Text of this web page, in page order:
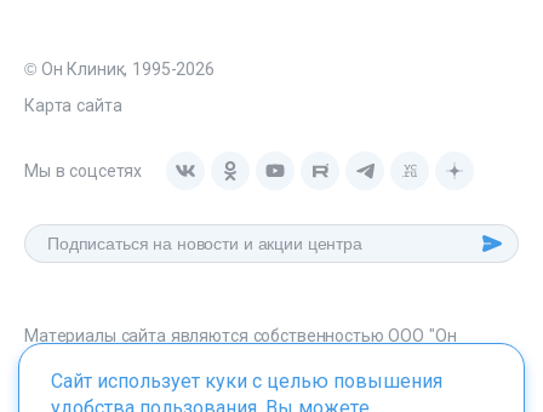
© Он Клиник, 1995-2026
Карта сайта
Мы в соцсетях
Материалы сайта являются собственностью ООО "Он
onclinic.ru запрещено в соответствии со статьей 1259 ГК. РФ.
Сайт использует куки с целью повышения